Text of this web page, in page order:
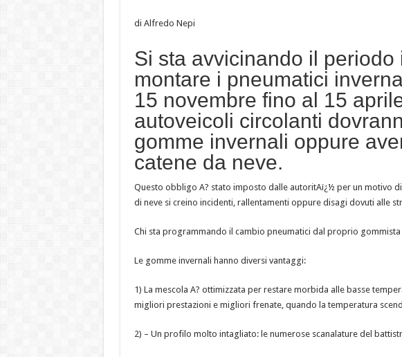
di Alfredo Nepi
Si sta avvicinando il periodo
montare i pneumatici
15 novembre fino al 15
autoveicoli circolanti
gomme invernali oppure
catene da neve.
Questo obbligo A? stato imposto dalle autoritAï¿½ per un motivo di
di neve si creino incidenti, rallentamenti oppure disagi dovuti alle
Chi sta programmando il cambio pneumatici dal proprio gommista
Le gomme invernali hanno diversi vantaggi:
1) La mescola A? ottimizzata per restare morbida alle basse
migliori prestazioni e migliori frenate, quando la temperatura
2) – Un profilo molto intagliato: le numerose scanalature del